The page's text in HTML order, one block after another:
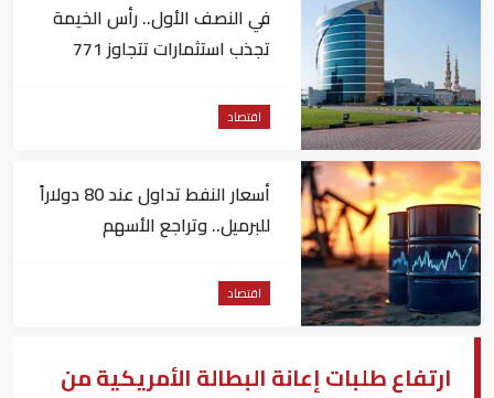
في النصف الأول.. رأس الخيمة
تجذب استثمارات تتجاوز 771
اقتصاد
أسعار النفط تداول عند 80 دولاراً
للبرميل.. وتراجع الأسهم
اقتصاد
ارتفاع طلبات إعانة البطالة الأمريكية من